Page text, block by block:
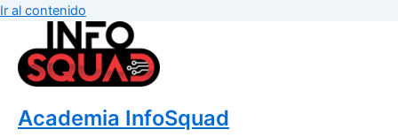
Ir al contenido
Academia InfoSquad